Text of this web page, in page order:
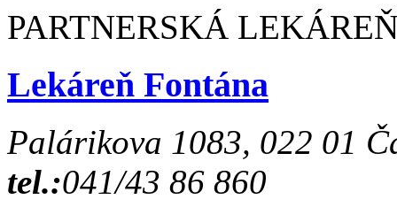
PARTNERSKÁ
Lekáreň Fontána
Palárikova 1083, 022 01
tel.:041/43 86 860